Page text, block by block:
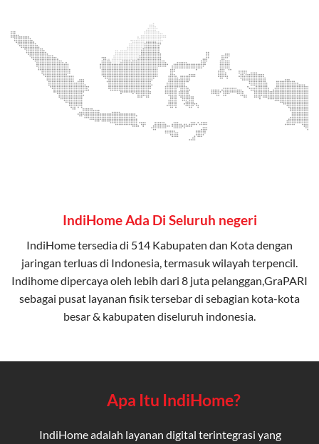
IndiHome Ada Di Seluruh negeri
IndiHome tersedia di 514 Kabupaten dan Kota dengan
jaringan terluas di Indonesia, termasuk wilayah terpencil.
Indihome dipercaya oleh lebih dari 8 juta pelanggan,GraPARI
sebagai pusat layanan fisik tersebar di sebagian kota-kota
besar & kabupaten diseluruh indonesia.
Apa Itu IndiHome?
IndiHome adalah layanan digital terintegrasi yang